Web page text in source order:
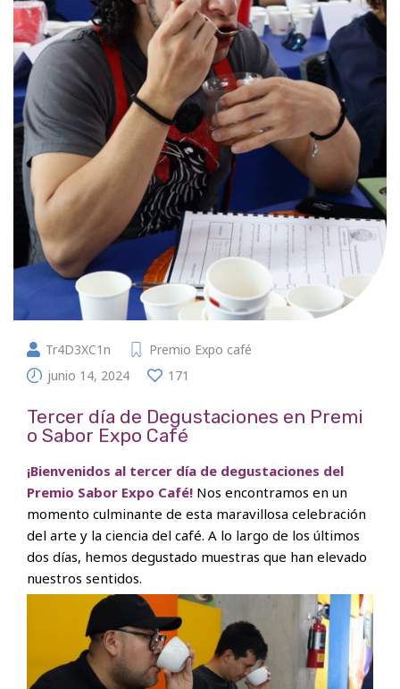
Tr4D3XC1n
Premio Expo café
junio 14, 2024
171
Tercer día de Degustaciones en Premi
o Sabor Expo Café
¡Bienvenidos al tercer día de degustaciones del
Premio Sabor Expo Café! Nos encontramos en un
momento culminante de esta maravillosa celebración
del arte y la ciencia del café. A lo largo de los últimos
dos días, hemos degustado muestras que han elevado
nuestros sentidos.